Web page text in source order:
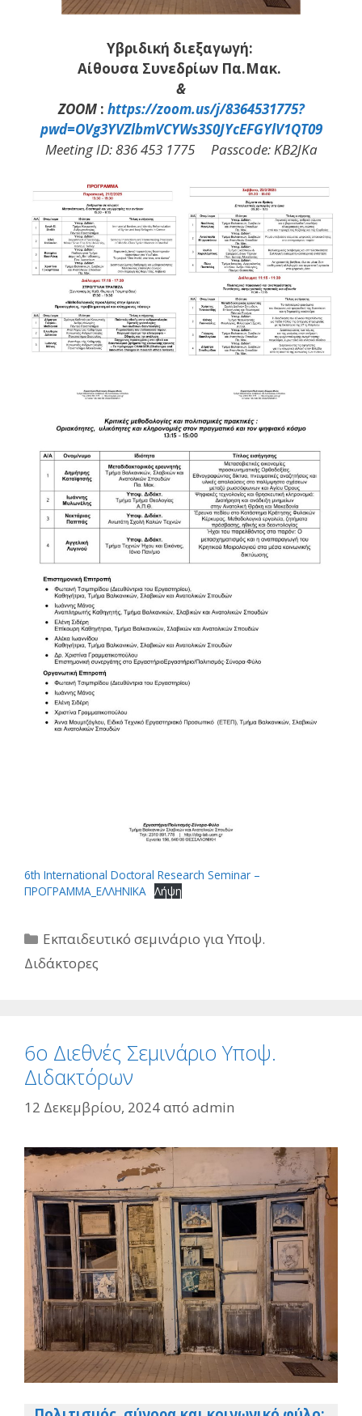
Υβριδική διεξαγωγή:
Αίθουσα Συνεδρίων Πα.Μακ.
&
ZOOM : https://zoom.us/j/8364531775?
pwd=OVg3YVZlbmVCYWs3S0JYcEFGYlV1QT09
Meeting ID: 836 453 1775 Passcode: KB2JKa
6th International Doctoral Research Seminar –
ΠΡΟΓΡΑΜΜΑ_ΕΛΛΗΝΙΚΑ Λήψη
Κατηγορίες
Εκπαιδευτικό σεμινάριο για Υποψ.
Διδάκτορες
6ο Διεθνές Σεμινάριο Υποψ.
Διδακτόρων
12 Δεκεμβρίου, 2024από admin